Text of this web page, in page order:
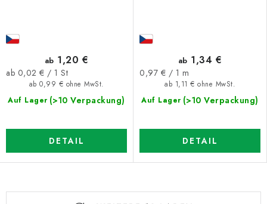
Auf Lager (>10 Verpackung)
ab 0,99 € ohne MwSt.
ab 1,20 €
Verkaufspreis:
ab 0,02 € / 1 St
DETAIL
Auf Lager (>10 Verpackung)
ab 1,11 € ohne MwSt.
ab 1,34 €
Verkaufspreis:
0,97 € / 1 m
DETAIL